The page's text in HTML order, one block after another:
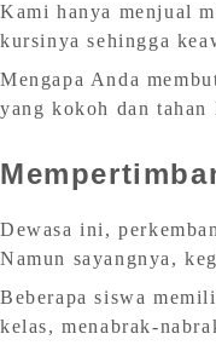
Kami hanya menjual
kursinya sehingga
Mengapa Anda
yang kokoh dan
Dewasa ini,
Namun sayangnya,
Beberapa siswa
kelas, menabrak-